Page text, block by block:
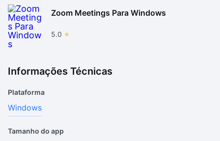
Zoom Meetings Para Windows
5.0
Informações Técnicas
Plataforma
Windows
Tamanho do app